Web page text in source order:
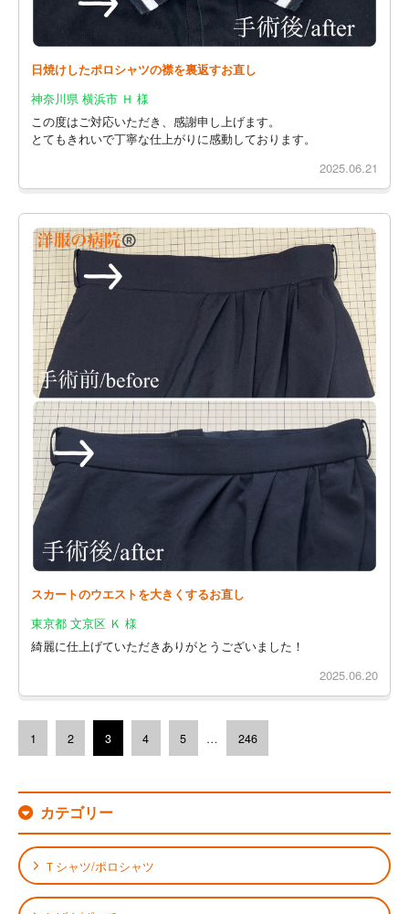
日焼けしたポロシャツの襟を裏返すお直し
神奈川県 横浜市 Ｈ 様
この度はご対応いただき、感謝申し上げます。
とてもきれいで丁寧な仕上がりに感動しております。
2025.06.21
スカートのウエストを大きくするお直し
東京都 文京区 Ｋ 様
綺麗に仕上げていただきありがとうございました！
2025.06.20
1 2 3 4 5 … 246
カテゴリー
Ｔシャツ/ポロシャツ